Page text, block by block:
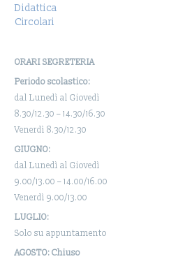
Didattica
Circolari
ORARI SEGRETERIA
Periodo scolastico:
dal Lunedì al Giovedì
8.30/12.30 – 14.30/16.30
Venerdì 8.30/12.30
GIUGNO:
dal Lunedì al Giovedì
9.00/13.00 – 14.00/16.00
Venerdì 9.00/13.00
LUGLIO:
Solo su appuntamento
AGOSTO: Chiuso